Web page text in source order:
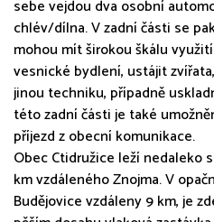
sebe vejdou dva osobní
chlév/dílna. V zadní části se
mohou mít širokou škálu
vesnické bydlení, ustájit
jinou techniku, případně
této zadní části je také
příjezd z obecní komunikace.
Obec Ctidružice leží nedaleko
km vzdáleného Znojma. V
Budějovice vzdáleny 9 km, je